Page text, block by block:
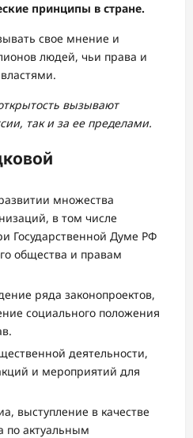
принципы в стране.
свое мнение и
людей, чьи права и
вызывают
так и за ее пределами.
множества
в том числе
Государственной Думе РФ
общества и правам
ряда законопроектов,
социального положения
деятельности,
и мероприятий для
выступление в качестве
по актуальным